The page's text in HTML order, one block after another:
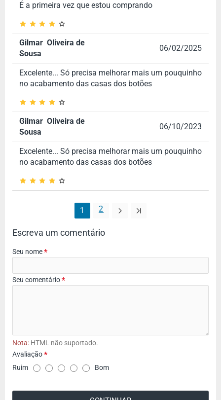
É a primeira vez que estou comprando
Gilmar Oliveira de
Sousa
06/02/2025
Excelente... Só precisa melhorar mais um pouquinho
no acabamento das casas dos botões
Gilmar Oliveira de
Sousa
06/10/2023
Excelente... Só precisa melhorar mais um pouquinho
no acabamento das casas dos botões
1 2
Escreva um comentário
Seu nome
Seu comentário
Nota: HTML não suportado.
A
a
Avaliação
Ruim
Bom